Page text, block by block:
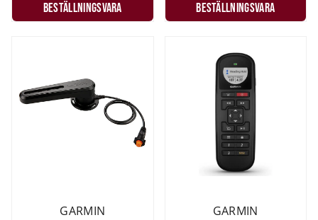
Beställningsvara Beställningsvara
GARMIN GARMIN